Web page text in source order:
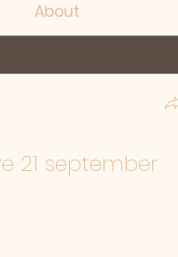
About
21 september